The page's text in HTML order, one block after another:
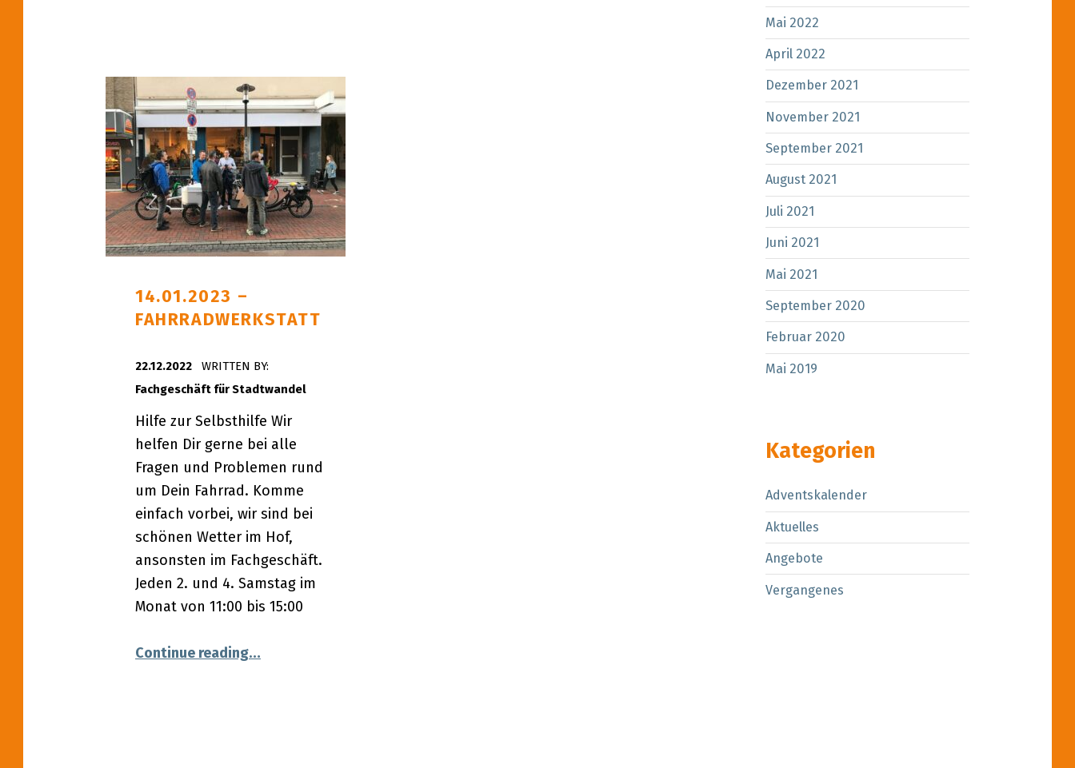
14.01.2023 –
FAHRRADWERKSTATT
22.12.2022
WRITTEN BY:
Fachgeschäft für Stadtwandel
Hilfe zur Selbsthilfe Wir
helfen Dir gerne bei alle
Fragen und Problemen rund
um Dein Fahrrad. Komme
einfach vorbei, wir sind bei
schönen Wetter im Hof,
ansonsten im Fachgeschäft.
Jeden 2. und 4. Samstag im
Monat von 11:00 bis 15:00
Continue reading…
Mai 2022
April 2022
Dezember 2021
November 2021
September 2021
August 2021
Juli 2021
Juni 2021
Mai 2021
September 2020
Februar 2020
Mai 2019
Kategorien
Adventskalender
Aktuelles
Angebote
Vergangenes